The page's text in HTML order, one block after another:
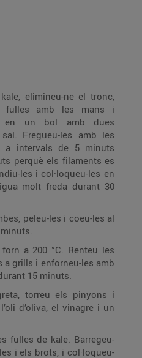
elimineu-ne el tronc,
amb les mans i
en un bol amb dues
les
intervals de 5 minuts
les en
molt freda durant 30
peleu-les i coeu-les al
a 200 °C. Renteu les
15 minuts.
torreu els pinyons i
i un
fulles de kale. Barregeu-
col·loqueu-